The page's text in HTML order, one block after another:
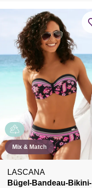
Mix & Match
LASCANA
Bügel-Bandeau-Bikini-